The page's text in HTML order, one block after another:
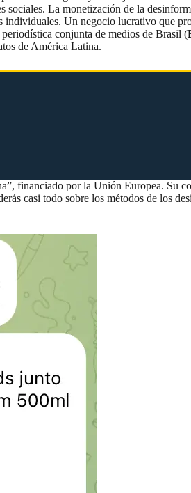
La monetización de la
Un negocio lucrativo que
conjunta de medios de Brasil (
de América Latina.
financiado por la Unión Europea. Su
casi todo sobre los métodos de los